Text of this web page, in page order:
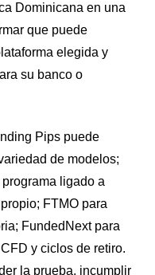
Dominicana en una
que puede
elegida y
su banco o
Pips puede
de modelos;
ligado a
FTMO para
FundedNext para
y ciclos de retiro.
la prueba, incumplir